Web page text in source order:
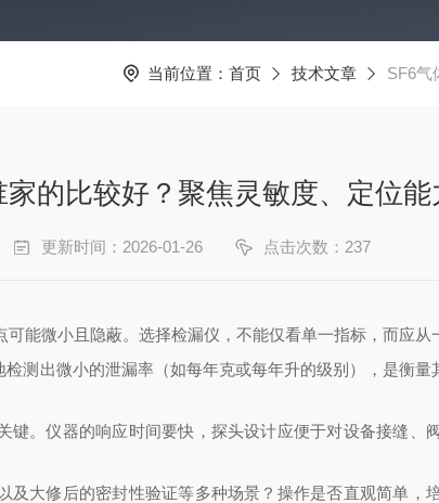
当前位置： 首页 技术文章 SF6气
的比较好？聚焦灵敏度、定位
更新时间：2026-01-26 点击次数：237
能微小且隐蔽。选择检漏仪，不能仅看单一指标，而应
检测出微小的泄漏率（如每年克或每年升的级别），是衡
键。仪器的响应时间要快，探头设计应便于对设备接缝
及大修后的密封性验证等多种场景？操作是否直观简单